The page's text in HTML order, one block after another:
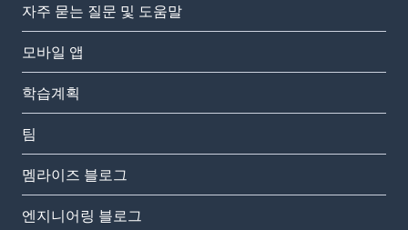
자주 묻는 질문 및 도움말
모바일 앱
학습계획
팀
멤라이즈 블로그
엔지니어링 블로그